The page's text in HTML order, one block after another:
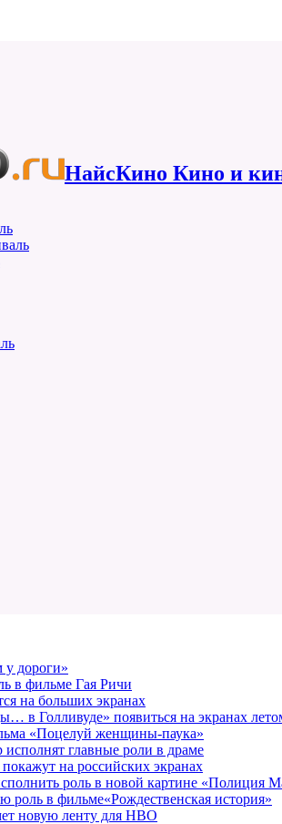
НайсКино Кино и
у дороги»
в фильме Гая Ричи
на больших экранах
в Голливуде» появиться на экранах
«Поцелуй женщины-паука»
главные роли в драме
на российских экранах
роль в новой картине «Полиция
в фильме«Рождественская история»
новую ленту для HBO